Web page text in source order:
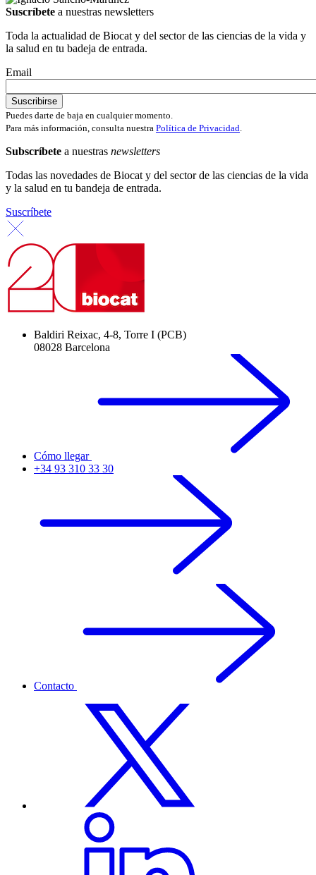
Suscríbete a nuestras newsletters
Toda la actualidad de Biocat y del sector de las ciencias de la vida y
la salud en tu badeja de entrada.
Email
Puedes darte de baja en cualquier momento.
Para más información, consulta nuestra Política de Privacidad.
Subscríbete a nuestras newsletters
Todas las novedades de Biocat y del sector de las ciencias de la vida
y la salud en tu bandeja de entrada.
Suscríbete
Baldiri Reixac, 4-8, Torre I (PCB)
08028 Barcelona
Cómo llegar
+34 93 310 33 30
Contacto